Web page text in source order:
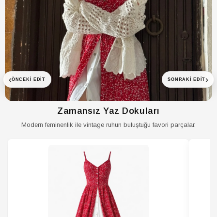
HIRKA Kumaş
Tipi
Dokuma
HIRKA Kutu
Durumu
Kutusuz
HIRKA Materyal Akrilik
HIRKA Menşei TR
HIRKA Ortam Günlük
HIRKA Paket
Tekli
HIRKA Parça
1
Tüm Sezonlar
Relaxed
Hayır
‹ÖNCEKI EDIT
Zamansız Yaz Dokuları
Modern feminenlik ile vintage ruhun buluştuğu favori parçalar.
SONRAKI EDIT ›